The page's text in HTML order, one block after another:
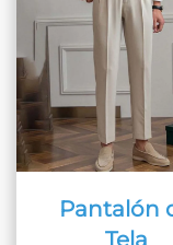
Pantalón
Tela